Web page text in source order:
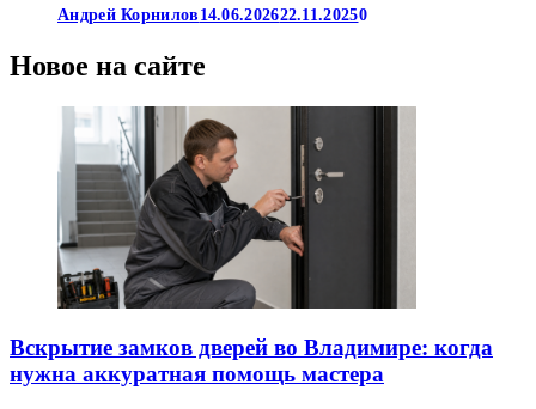
Андрей Корнилов 14.06.202622.11.20250
Новое на сайте
Вскрытие замков дверей во Владимире: когда
нужна аккуратная помощь мастера